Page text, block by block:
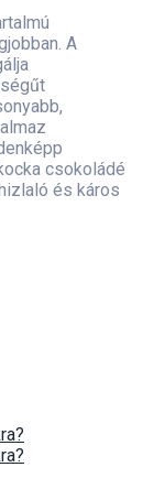
A
csokoládé
és káros